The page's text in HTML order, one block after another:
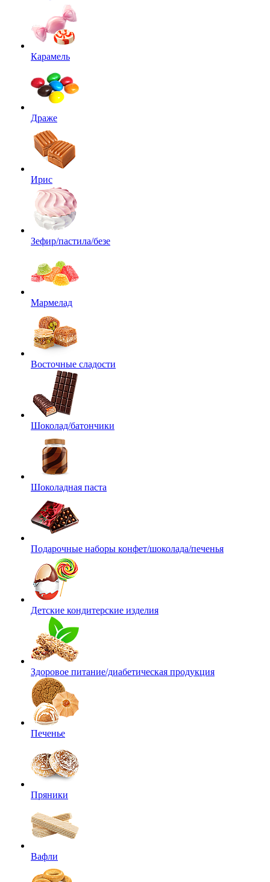
Карамель
Драже
Ирис
Зефир/пастила/безе
Мармелад
Восточные сладости
Шоколад/батончики
Шоколадная паста
Подарочные наборы конфет/шоколада/печенья
Детские кондитерские изделия
Здоровое питание/диабетическая продукция
Печенье
Пряники
Вафли